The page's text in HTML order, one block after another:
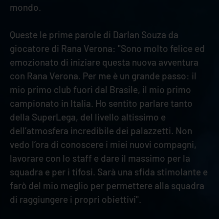
mondo.
Queste le prime parole di Darlan Souza da
giocatore di Rana Verona: "Sono molto felice ed
emozionato di iniziare questa nuova avventura
con Rana Verona. Per me è un grande passo: il
mio primo club fuori dal Brasile, il mio primo
campionato in Italia. Ho sentito parlare tanto
della SuperLega, del livello altissimo e
dell’atmosfera incredibile dei palazzetti. Non
vedo l’ora di conoscere i miei nuovi compagni,
lavorare con lo staff e dare il massimo per la
squadra e per i tifosi. Sarà una sfida stimolante e
farò del mio meglio per permettere alla squadra
di raggiungere i propri obiettivi".